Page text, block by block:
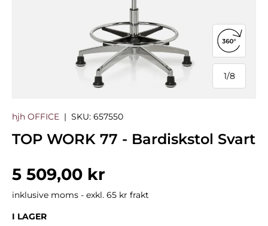
1/
från
8
Öppna
hjh OFFICE | SKU: 657550
TOP WORK 77 - Bardiskstol Svart
Normalpris
5 509,00 kr
inklusive moms - exkl. 65 kr frakt
I LAGER